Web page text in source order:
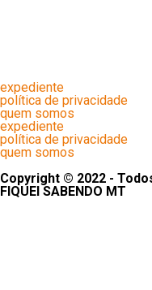
expediente
política de privacidade
quem somos
expediente
política de privacidade
quem somos
Copyright © 2022 -
FIQUEI SABENDO MT